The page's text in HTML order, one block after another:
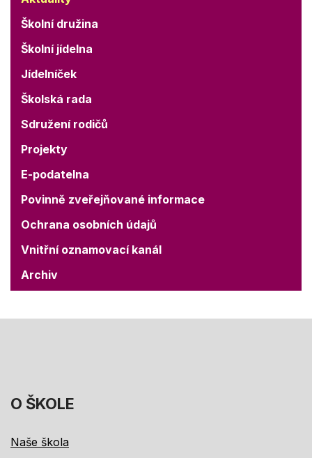
Školní družina
Školní jídelna
Jídelníček
Školská rada
Sdružení rodičů
Projekty
E-podatelna
Povinně zveřejňované informace
Ochrana osobních údajů
Vnitřní oznamovací kanál
Archiv
O ŠKOLE
Naše škola